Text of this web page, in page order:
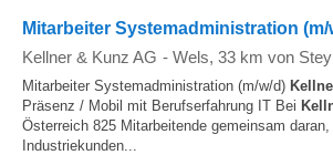
Mitarbeiter Systemadministration (m/
Kellner & Kunz AG - Wels, 33 km von
Mitarbeiter Systemadministration (m/w/d)
Präsenz / Mobil mit Berufserfahrung IT Bei
Österreich 825 Mitarbeitende gemeinsam
Industriekunden...